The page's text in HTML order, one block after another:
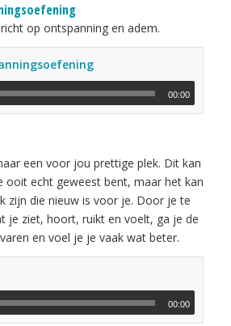
op ontspanning en adem.
00:00
een voor jou prettige plek. Dit kan
ooit echt geweest bent, maar het kan
zijn die nieuw is voor je. Door je te
je ziet, hoort, ruikt en voelt, ga je de
en voel je je vaak wat beter.
00:00